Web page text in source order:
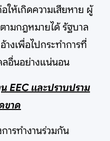
ให้เกิดความเสียหาย ผู้
ามกฎหมายได้ รัฐบาล
งเพื่อไปกระทำการที่
ลอื่นอย่างแน่นอน
EEC และปราบปราม
ขาด
ารทำงานร่วมกัน